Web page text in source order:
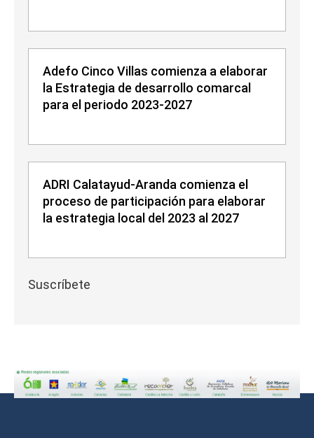
Adefo Cinco Villas comienza a elaborar
la Estrategia de desarrollo comarcal
para el periodo 2023-2027
ADRI Calatayud-Aranda comienza el
proceso de participación para elaborar
la estrategia local del 2023 al 2027
Suscríbete